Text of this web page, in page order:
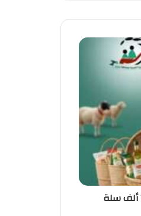
الجمعية الخيرية بجازان تستعد لاستقبال موسم الحج بـ75 ألف سلة